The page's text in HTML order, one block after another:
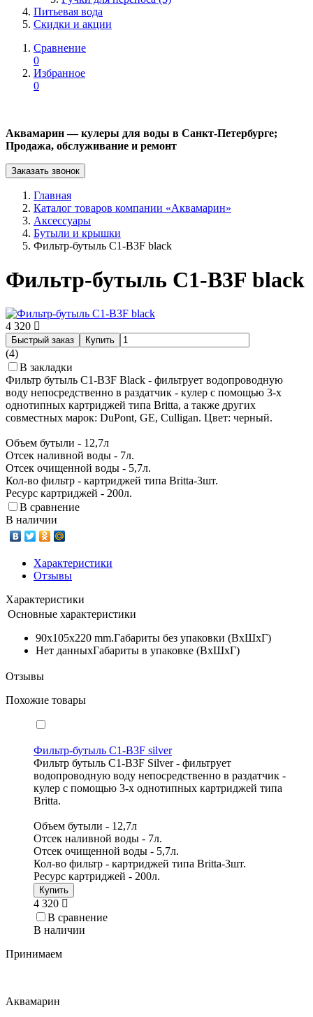
Питьевая вода
Скидки и акции
Сравнение
0
Избранное
0
Аквамарин — кулеры для воды в Санкт-Петербурге;
Продажа, обслуживание и ремонт
Заказать звонок
Главная
Каталог товаров компании «Аквамарин»
Аксессуары
Бутыли и крышки
Фильтр-бутыль C1-B3F black
Фильтр-бутыль C1-B3F black
4 320
Быстрый заказ Купить
(4)
В закладки
Фильтр бутыль C1-B3F Black - фильтрует водопроводную
воду непосредственно в раздатчик - кулер с помощью 3-х
однотипных картриджей типа Britta, а также других
совместных марок: DuPont, GE, Culligan. Цвет: черный.
Объем бутыли - 12,7л
Отсек наливной воды - 7л.
Отсек очищенной воды - 5,7л.
Кол-во фильтр - картриджей типа Britta-3шт.
Ресурс картриджей - 200л.
В сравнение
В наличии
Характеристики
Отзывы
Характеристики
Основные характеристики
90x105x220 mm.Габариты без упаковки (ВxШxГ)
Нет данныхГабариты в упаковке (ВxШxГ)
Отзывы
Похожие товары
Фильтр-бутыль C1-B3F silver
Фильтр бутыль C1-B3F Silver - фильтрует
водопроводную воду непосредственно в раздатчик -
кулер с помощью 3-х однотипных картриджей типа
Britta.
Объем бутыли - 12,7л
Отсек наливной воды - 7л.
Отсек очищенной воды - 5,7л.
Кол-во фильтр - картриджей типа Britta-3шт.
Ресурс картриджей - 200л.
Купить
4 320
В сравнение
В наличии
Принимаем
Аквамарин